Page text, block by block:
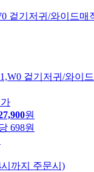
겉기저귀/와이
원
698원
시까지 주문시)